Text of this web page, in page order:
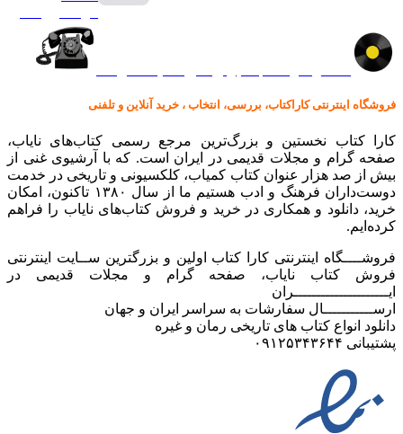
فروشگاه اینترنتی کاراکتاب، بررسی، انتخاب ، خرید آنلاین و تلفنی
کارا کتاب نخستین و بزرگ‌ترین مرجع رسمی کتاب‌های نایاب،
صفحه گرام و مجلات قدیمی در ایران است. که با آرشیوی غنی از
بیش از صد هزار عنوان کتاب کمیاب، کلکسیونی و تاریخی در خدمت
دوست‌داران فرهنگ و ادب هستیم ما از سال ۱۳۸۰ تاکنون، امکان
خرید، دانلود و همکاری در خرید و فروش کتاب‌های نایاب را فراهم
کرده‌ایم.
فروشــــگاه اینترنتی کارا کتاب اولین و بزرگترین ســایت اینترنتی
فروش کتاب نایاب، صفحه گرام و مجلات قدیمی در
ایـــــــــــــــــــــران
ارســـــــــــال سفارشات به سراسر ایران و جهان
دانلود انواع کتاب های تاریخی رمان و غیره
پشتیبانی ۰۹۱۲۵۳۴۳۶۴۴